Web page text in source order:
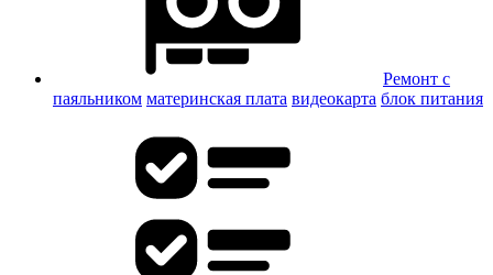
Ремонт с
паяльником материнская плата видеокарта блок питания